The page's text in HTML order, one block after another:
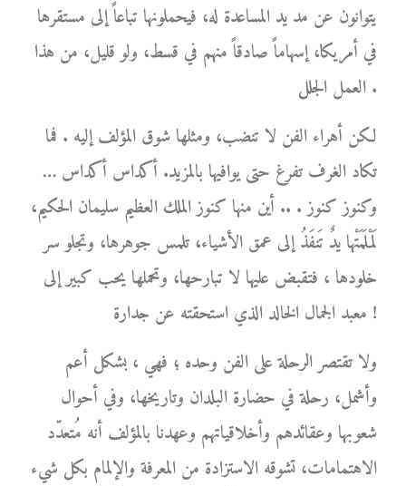
يتوانون عن مد يد المساعدة له، فيحملونها تباعاً إلى مستقرها
في أمريكا، إسهاماً صادقاً منهم في قسط، ولو قليل، من هذا
العمل الجلل .
لكن أهراء الفن لا تنضب، ومثلها شوق المؤلف إليه . فما
تكاد الغرف تفرغ حتى يوافيها بالمزيد. أكداس أكداس …
وكنوز كنوز . .. أين منها كنوز الملك العظيم سليمان الحكيم،
لَمْلَمَتْها يدٌ تَنفَذُ إلى عمق الأشياء، تلمس جوهرها، وتجلو سر
خلودها ، فتقبض عليها لا تبارحها، وتحملها يحب كبير إلى
معبد الجمال الخالد الذي استحقته عن جدارة !
ولا تقتصر الرحلة على الفن وحده ؛ فهي ، بشكل أعم
وأشمل، رحلة في حضارة البلدان وتاريخها، وفي أحوال
شعوبها وعقائدهم وأخلاقياتهم وعهدنا بالمؤلف أنه مُتعدّد
الاهتمامات، تشوقه الاستزادة من المعرفة والإلمام بكل شيء